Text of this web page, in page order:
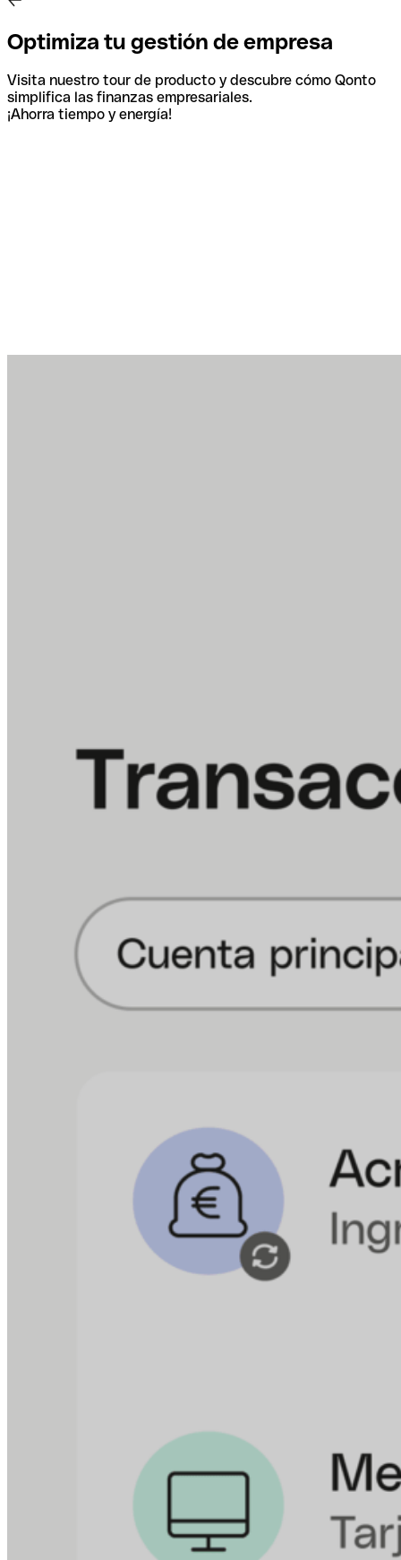
Optimiza tu gestión de empresa
Visita nuestro tour de producto y descubre cómo Qonto
simplifica las finanzas empresariales.
¡Ahorra tiempo y energía!